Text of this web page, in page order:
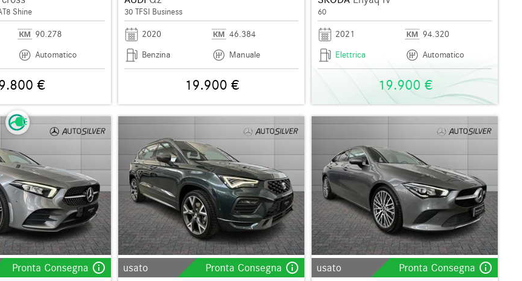
Shine
90.278
Automatico
€
30 TFSI Business
2020
46.384
Benzina
Manuale
19.900 €
60
2021
94.320
Elettrica
Automatico
19.900 €
Pronta Consegna info_outline usato Pronta Consegna info_outline usato Pronta Consegna info_outline